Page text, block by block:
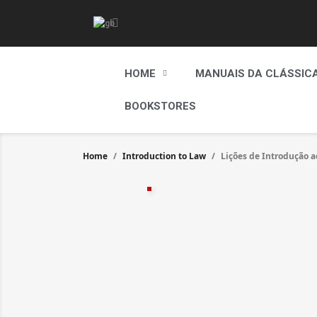
HOME MANUAIS DA
BOOKSTORES
Home Introduction to Law Lições de Introdução